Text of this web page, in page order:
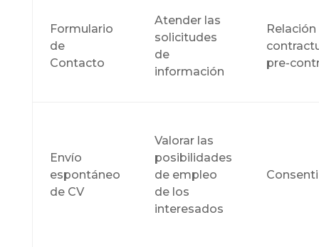
Formulario
de
Contacto
Atender las
solicitudes
de
información
Relación
pre-
Envío
espontáneo
de CV
Valorar las
posibilidades
de empleo
de los
interesados